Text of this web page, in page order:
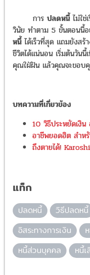
การ ปลดหนี้ ไม่ใ
วินัย ทำตาม 5 ขั้นตอนนี้อ
หนี้ ได้เร็วที่สุด แถมยังสร้
ชีวิตได้แน่นอน เริ่มต้นวันนี้
คุณใฝ่ฝัน แล้วคุณจะขอบ
บทความที่เกี่ยวข้อง
10 วิธีประหยัดเงิ
อาชีพยอดฮิต สำห
ถึงตายได้!
แท็ก
ปลดหนี้ วิธีปลดหนี้
อิสระทางการเงิน
หนี้ส่วนบุคคล
หนี้เ